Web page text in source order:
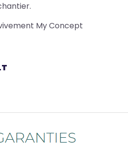
My Concept